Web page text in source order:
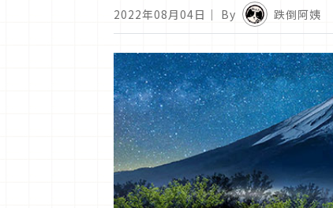
2022年08月04日 ｜ By 跌倒阿姨